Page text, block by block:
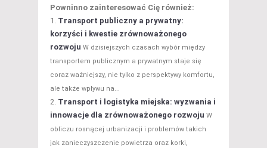
Powninno zainteresować Cię również:
Transport publiczny a prywatny:
korzyści i kwestie zrównoważonego
rozwoju W dzisiejszych czasach wybór między
transportem publicznym a prywatnym staje się
coraz ważniejszy, nie tylko z perspektywy komfortu,
ale także wpływu na...
Transport i logistyka miejska: wyzwania i
innowacje dla zrównoważonego rozwoju W
obliczu rosnącej urbanizacji i problemów takich
jak zanieczyszczenie powietrza oraz korki,